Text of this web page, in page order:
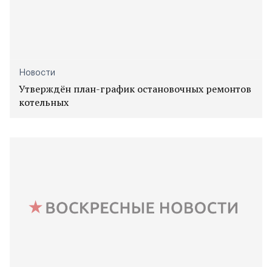
Новости
Утверждён план-график остановочных ремонтов
котельных